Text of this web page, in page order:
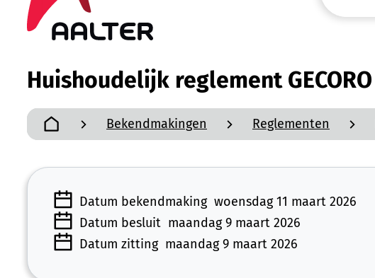
Huishoudelijk reglement GECORO
Startpagina
Bekendmakingen Reglementen
Datum bekendmaking woensdag 11 maart 2026
Datum besluit maandag 9 maart 2026
Datum zitting maandag 9 maart 2026